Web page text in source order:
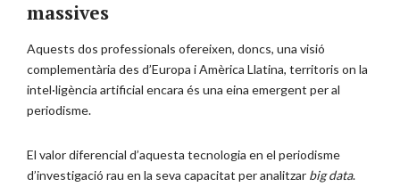
massives
Aquests dos professionals ofereixen, doncs, una visió
complementària des d’Europa i Amèrica Llatina, territoris on la
intel·ligència artificial encara és una eina emergent per al
periodisme.
El valor diferencial d’aquesta tecnologia en el periodisme
d’investigació rau en la seva capacitat per analitzar big data.